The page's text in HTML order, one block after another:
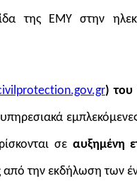
της ΕΜΥ στην
) του
σε αυξημένη
από την εκδήλωση των